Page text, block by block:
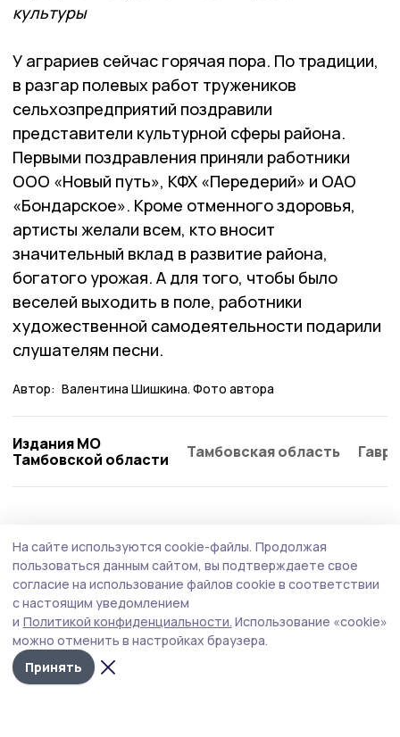
культуры
У аграриев сейчас горячая пора. По традиции,
в разгар полевых работ тружеников
сельхозпредприятий поздравили
представители культурной сферы района.
Первыми поздравления приняли работники
ООО «Новый путь», КФХ «Передерий» и ОАО
«Бондарское». Кроме отменного здоровья,
артисты желали всем, кто вносит
значительный вклад в развитие района,
богатого урожая. А для того, чтобы было
веселей выходить в поле, работники
художественной самодеятельности подарили
слушателям песни.
Автор: Валентина Шишкина. Фото автора
Издания МО
Тамбовской области
Тамбовская область
На сайте используются cookie-файлы. Продолжая
пользоваться данным сайтом, вы подтверждаете свое
согласие на использование файлов cookie в соответствии
с настоящим уведомлением
и Политикой конфиденциальности. Использование «cookie»
можно отменить в настройках браузера.
Принять